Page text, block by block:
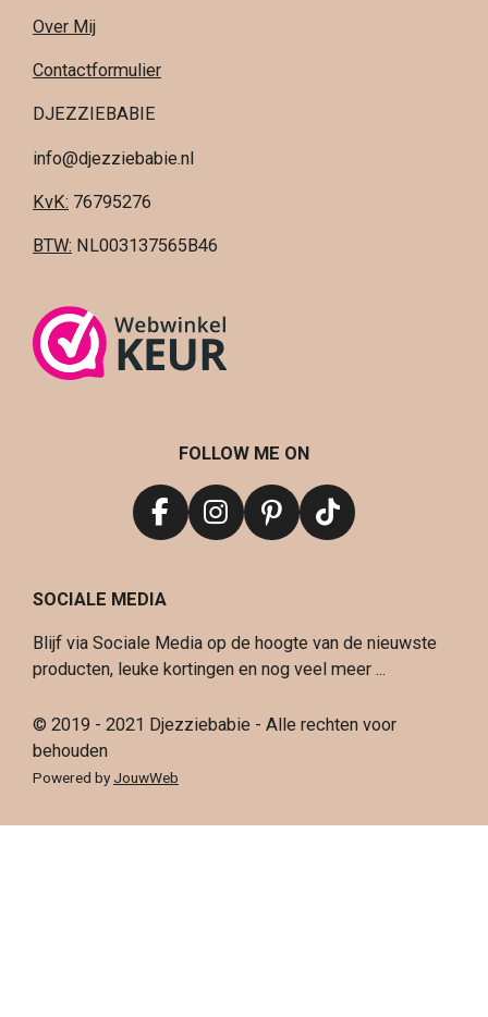
Over Mij
Contactformulier
DJEZZIEBABIE
info@djezziebabie.nl
KvK: 76795276
BTW: NL003137565B46
FOLLOW ME ON
F
e
o
o
I
g
r
m
P
r
e
t
T
k
SOCIALE MEDIA
Blijf via Sociale Media op de hoogte van de nieuwste
producten, leuke kortingen en nog veel meer ...
© 2019 - 2021 Djezziebabie - Alle rechten voor
behouden
Powered by JouwWeb